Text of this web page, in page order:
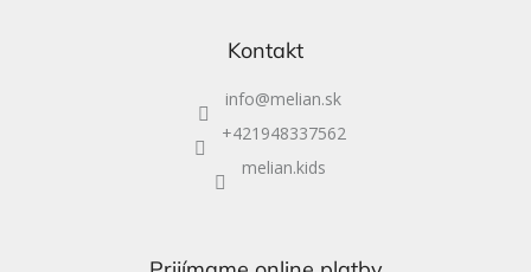
Kontakt
info@melian.sk
+421948337562
melian.kids